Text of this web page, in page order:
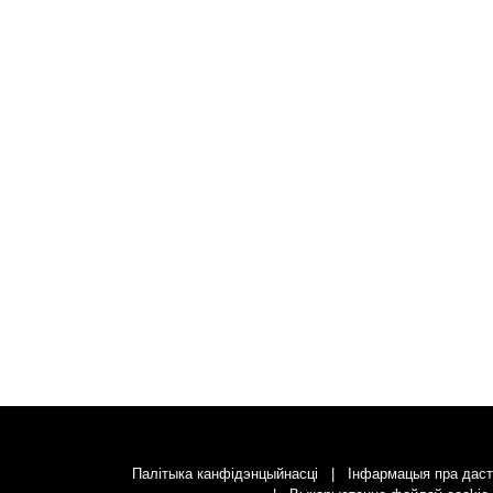
Палітыка канфідэнцыйнасці
Інфармацыя пра